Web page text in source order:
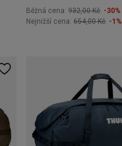
Běžná cena:932,00 Kč -30%
Nejnižší cena:654,00 Kč -1%